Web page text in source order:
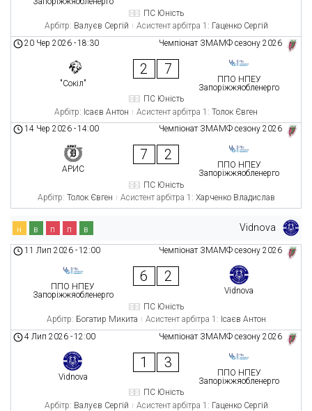
ПС Юність
Арбітр: Валуєв Сергій Асистент арбітра 1: Гаценко Сергій
Чемпіонат ЗМАМФ сезону 2026
20 Чер 2026 -18:30
"Сокіл"
2 7
ППО НПЕУ
Запоріжжяобленерго
ПС Юність
Арбітр: Ісаєв Антон Асистент арбітра 1: Толок Євген
Чемпіонат ЗМАМФ сезону 2026
14 Чер 2026 -14:00
АРИС
7 2
ППО НПЕУ
Запоріжжяобленерго
ПС Юність
Арбітр: Толок Євген Асистент арбітра 1: Харченко Владислав
Vidnova
н в п п в
Чемпіонат ЗМАМФ сезону 2026
11 Лип 2026 -12:00
ППО НПЕУ
Запоріжжяобленерго
6 2
Vidnova
ПС Юність
Арбітр: Богатир Микита Асистент арбітра 1: Ісаєв Антон
Чемпіонат ЗМАМФ сезону 2026
4 Лип 2026 -12:00
Vidnova
1 3
ППО НПЕУ
Запоріжжяобленерго
ПС Юність
Арбітр: Валуєв Сергій Асистент арбітра 1: Гаценко Сергій